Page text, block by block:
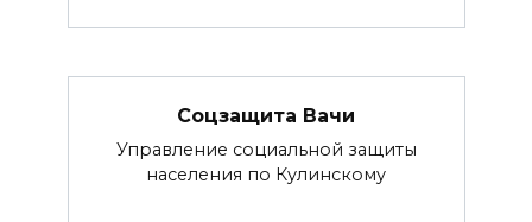
Соцзащита Вачи
Управление социальной защиты
населения по Кулинскому